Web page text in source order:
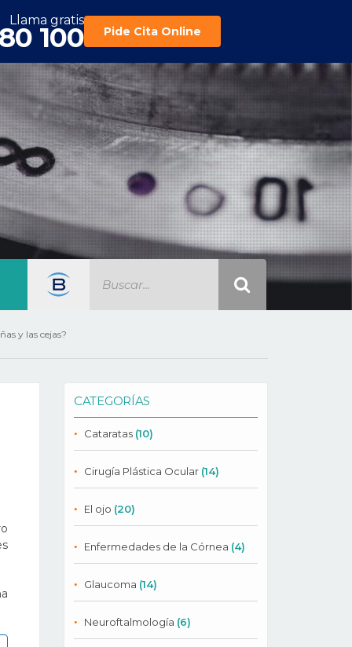
Llama gratis
100 Pide Cita Online
y las cejas?
CATEGORÍAS
Cataratas (10)
Cirugía Plástica Ocular (14)
El ojo (20)
Enfermedades de la Córnea (4)
Glaucoma (14)
Neuroftalmología (6)